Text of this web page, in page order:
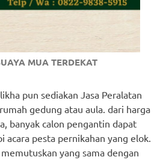
MUA TERDEKAT
pun sediakan Jasa Peralatan
gedung atau aula. dari harga
banyak calon pengantin dapat
acara pesta pernikahan yang elok.
yang sama dengan